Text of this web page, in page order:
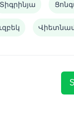
Տիգրինյա